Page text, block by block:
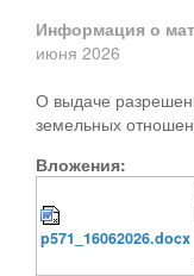
Информация о
июня 2026
О выдаче
земельных
Вложения:
p571_16062026.docx